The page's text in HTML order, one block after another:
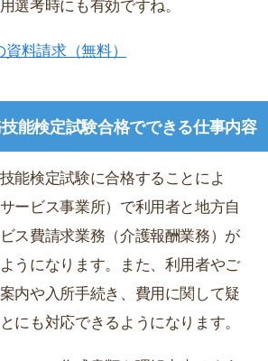
料請求（無料）
能検定試験合格でできる仕事内容
能検定試験に合格することによ
ービス事業所）で利用者と地方自
ス費請求業務（介護報酬業務）が
うになります。また、利用者やご
内や入所手続き、費用に関して疑
にも対応できるようになります。